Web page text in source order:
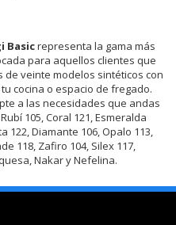
Basicrepresenta la gama más
para aquellos clientes que
veinte modelos sintéticos con
cocina o espacio de fregado.
a las necesidades que andas
105, Coral 121, Esmeralda
122, Diamante 106, Opalo 113,
118, Zafiro 104, Silex 117,
Nakar y Nefelina.